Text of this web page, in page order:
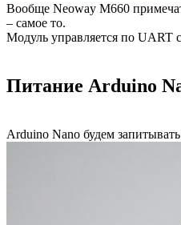
Вообще Neoway M660
– самое то.
Модуль управляется по
Питание Arduino
Arduino Nano будем